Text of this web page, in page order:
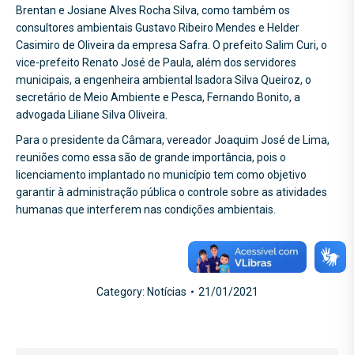
Brentan e Josiane Alves Rocha Silva, como também os
consultores ambientais Gustavo Ribeiro Mendes e Helder
Casimiro de Oliveira da empresa Safra. O prefeito Salim Curi, o
vice-prefeito Renato José de Paula, além dos servidores
municipais, a engenheira ambiental Isadora Silva Queiroz, o
secretário de Meio Ambiente e Pesca, Fernando Bonito, a
advogada Liliane Silva Oliveira.
Para o presidente da Câmara, vereador Joaquim José de Lima,
reuniões como essa são de grande importância, pois o
licenciamento implantado no município tem como objetivo
garantir à administração pública o controle sobre as atividades
humanas que interferem nas condições ambientais.
Category: Notícias 21/01/2021